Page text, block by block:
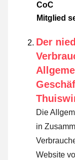
CoC
Mitglied
Der
Die
in
Website